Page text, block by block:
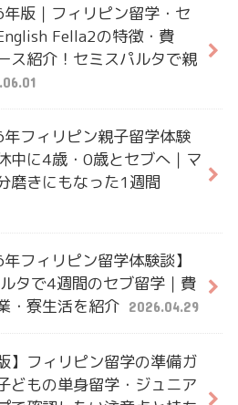
年版｜フィリピン留学・セ
Fella2の特徴・費
ス紹介！セミスパルタで親
年フィリピン親子留学体験
中に4歳・0歳とセブへ｜マ
磨きにもなった1週間
年フィリピン留学体験談】
タで4週間のセブ留学｜費
・寮生活を紹介
2026.04.29
】フィリピン留学の準備ガ
どもの単身留学・ジュニア